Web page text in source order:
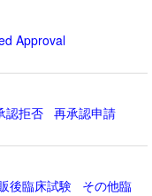
Approval
認拒否
再承認申請
後臨床試験
その他臨